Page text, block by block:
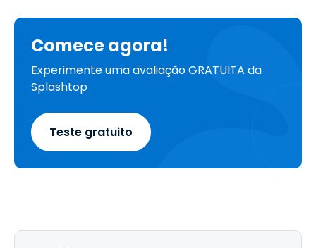
Comece agora!
Experimente uma avaliação GRATUITA da
Splashtop
Teste gratuito